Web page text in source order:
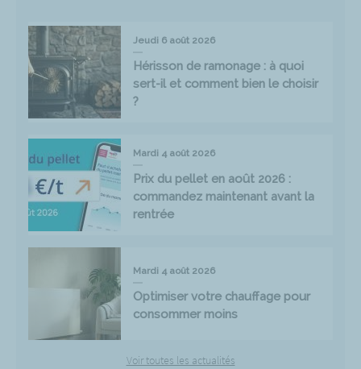
Jeudi 6 août 2026
Hérisson de ramonage : à quoi
sert-il et comment bien le choisir
?
Mardi 4 août 2026
Prix du pellet en août 2026 :
commandez maintenant avant la
rentrée
Mardi 4 août 2026
Optimiser votre chauffage pour
consommer moins
Voir toutes les actualités